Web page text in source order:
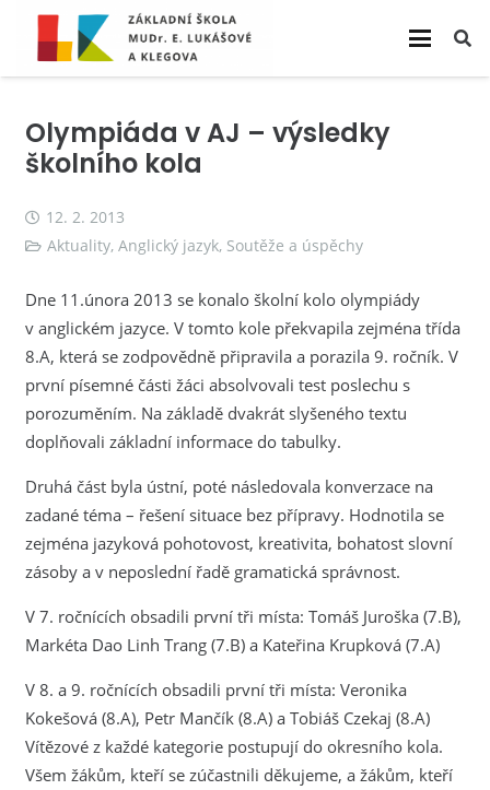
Olympiáda v AJ – výsledky
školního kola
12. 2. 2013
Aktuality, Anglický jazyk, Soutěže a úspěchy
Dne 11.února 2013 se konalo školní kolo olympiády
v anglickém jazyce. V tomto kole překvapila zejména třída
8.A, která se zodpovědně připravila a porazila 9. ročník. V
první písemné části žáci absolvovali test poslechu s
porozuměním. Na základě dvakrát slyšeného textu
doplňovali základní informace do tabulky.
Druhá část byla ústní, poté následovala konverzace na
zadané téma – řešení situace bez přípravy. Hodnotila se
zejména jazyková pohotovost, kreativita, bohatost slovní
zásoby a v neposlední řadě gramatická správnost.
V 7. ročnících obsadili první tři místa: Tomáš Juroška (7.B),
Markéta Dao Linh Trang (7.B) a Kateřina Krupková (7.A)
V 8. a 9. ročnících obsadili první tři místa: Veronika
Kokešová (8.A), Petr Mančík (8.A) a Tobiáš Czekaj (8.A)
Vítězové z každé kategorie postupují do okresního kola.
Všem žákům, kteří se zúčastnili děkujeme, a žákům, kteří